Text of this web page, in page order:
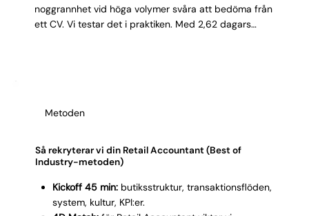
noggrannhet vid höga volymer svåra att bedöma från
ett CV. Vi testar det i praktiken. Med 2,62 dagars
Metoden
Så rekryterar vi din Retail Accountant (Best of
Industry-metoden)
Kickoff 45 min: butiksstruktur, transaktionsflöden,
system, kultur, KPI:er.